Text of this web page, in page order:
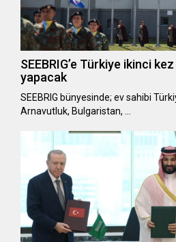
SEEBRIG’e Türkiye ikinci
yapacak
SEEBRIG bünyesinde; ev sahibi
Arnavutluk, Bulgaristan, …